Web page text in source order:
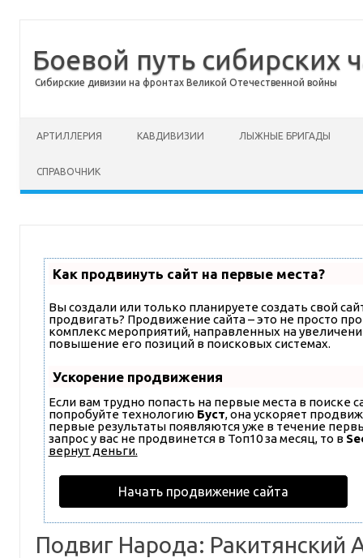
Боевой путь сибирских
Сибирские дивизии на фронтах Великой Отечественной войны
АРТИЛЛЕРИЯ КАВДИВИЗИИ ЛЫЖНЫЕ БРИГАДЫ
СПРАВОЧНИК
Как продвинуть сайт на первые места?
Вы создали или только планируете создать свой
продвигать? Продвижение сайта – это не просто
комплекс мероприятий, направленных на
повышение его позиций в поисковых системах.
Ускорение продвижения
Если вам трудно попасть на первые места в поиске
попробуйте технологию Буст, она ускоряет
первые результаты появляются уже в течение
запрос у вас не продвинется в Топ10 за месяц, то в
вернут деньги.
Начать продвижение сайта
Подвиг Народа: Ракитянский